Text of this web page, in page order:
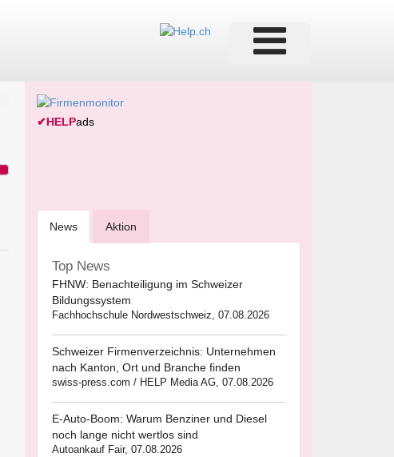
✔HELPads
News Aktion
Top News
FHNW: Benachteiligung im Schweizer
Bildungssystem
Fachhochschule Nordwestschweiz, 07.08.2026
Schweizer Firmenverzeichnis: Unternehmen
nach Kanton, Ort und Branche finden
swiss-press.com / HELP Media AG, 07.08.2026
E-Auto-Boom: Warum Benziner und Diesel
noch lange nicht wertlos sind
Autoankauf Fair, 07.08.2026